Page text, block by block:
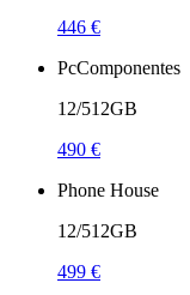
446 €
PcComponentes
12/512GB
490 €
Phone House
12/512GB
499 €